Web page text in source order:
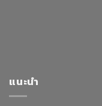
แนะนำ